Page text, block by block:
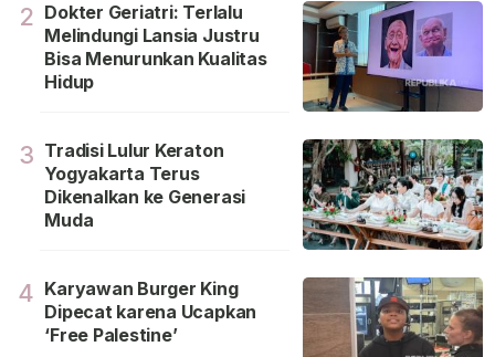
2 Dokter Geriatri: Terlalu
Melindungi Lansia Justru
Bisa Menurunkan Kualitas
Hidup
3 Tradisi Lulur Keraton
Yogyakarta Terus
Dikenalkan ke Generasi
Muda
4 Karyawan Burger King
Dipecat karena Ucapkan
‘Free Palestine’